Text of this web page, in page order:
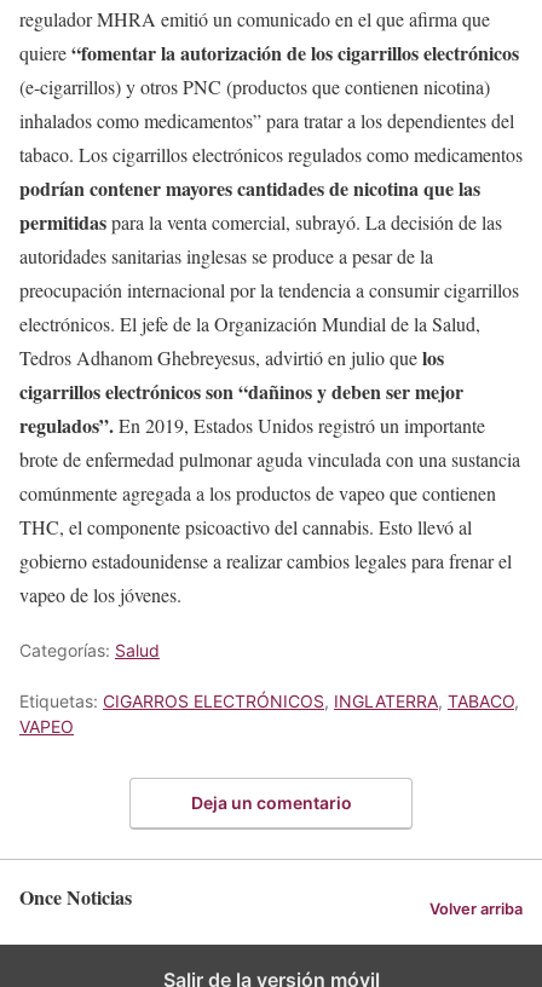
regulador MHRA emitió un comunicado en el que afirma que
quiere“fomentar la autorización de los cigarrillos electrónicos
(e-cigarrillos) y otros PNC (productos que contienen nicotina)
inhalados como medicamentos” para tratar a los dependientes del
tabaco. Los cigarrillos electrónicos regulados como medicamentos
podrían contener mayores cantidades de nicotina que las
permitidaspara la venta comercial, subrayó. La decisión de las
autoridades sanitarias inglesas se produce a pesar de la
preocupación internacional por la tendencia a consumir cigarrillos
electrónicos. El jefe de la Organización Mundial de la Salud,
Tedros Adhanom Ghebreyesus, advirtió en julio quelos
cigarrillos electrónicos son “dañinos y deben ser mejor
regulados”.En 2019, Estados Unidos registró un importante
brote de enfermedad pulmonar aguda vinculada con una sustancia
comúnmente agregada a los productos de vapeo que contienen
THC, el componente psicoactivo del cannabis. Esto llevó al
gobierno estadounidense a realizar cambios legales para frenar el
vapeo de los jóvenes.
Categorías: Salud
Etiquetas: CIGARROS ELECTRÓNICOS, INGLATERRA, TABACO,
VAPEO
Deja un comentario
Once Noticias Volver arriba
Salir de la versión móvil